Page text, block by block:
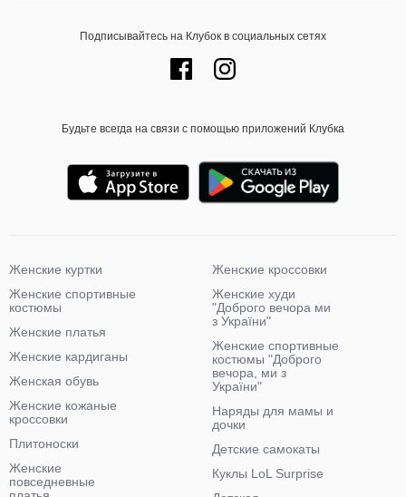
Подписывайтесь на Клубок в социальных сетях
Будьте всегда на связи с помощью приложений Клубка
Женские куртки
Женские спортивные
костюмы
Женские платья
Женские кардиганы
Женская обувь
Женские кожаные
кроссовки
Плитоноски
Женские
повседневные
Женские кроссовки
Женские худи
"Доброго вечора ми
з України"
Женские спортивные
костюмы "Доброго
вечора, ми з
України"
Наряды для мамы и
дочки
Детские самокаты
Куклы LoL Surprise